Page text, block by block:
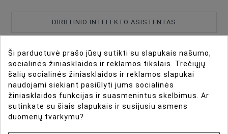
DIRBTINIO INTELEKTO ASISTENTAS
DAUGIAU INFORMACIJOS
DUOMENŲ LAPAS
Ši parduotuvė prašo jūsų sutikti su slapukais našumo,
socialinės žiniasklaidos ir reklamos tikslais. Trečiųjų
šalių socialinės žiniasklaidos ir reklamos slapukai
naudojami siekiant pasiūlyti jums socialinės
žiniasklaidos funkcijas ir suasmenintus skelbimus. Ar
sutinkate su šiais slapukais ir susijusiu asmens
duomenų tvarkymu?